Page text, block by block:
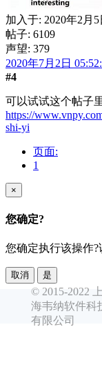
加入于: 2020年2月5
帖子: 6109
声望: 379
2020年7月2日
#4
可以试试这个帖子
https://
shi-yi
页面:
1
×
您确定?
您确定执行该操作
取消 是
© 2015-2022 上
海韦纳软件科
有限公司